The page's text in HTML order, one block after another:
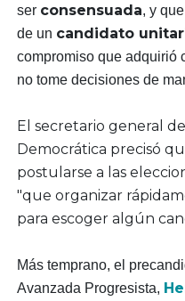
ser consensuada, y
de un candidato
compromiso que adquirió
no tome decisiones de
El secretario general
Democrática precisó
postularse a las
"que organizar
para escoger algún
Más temprano, el
Avanzada Progresista,